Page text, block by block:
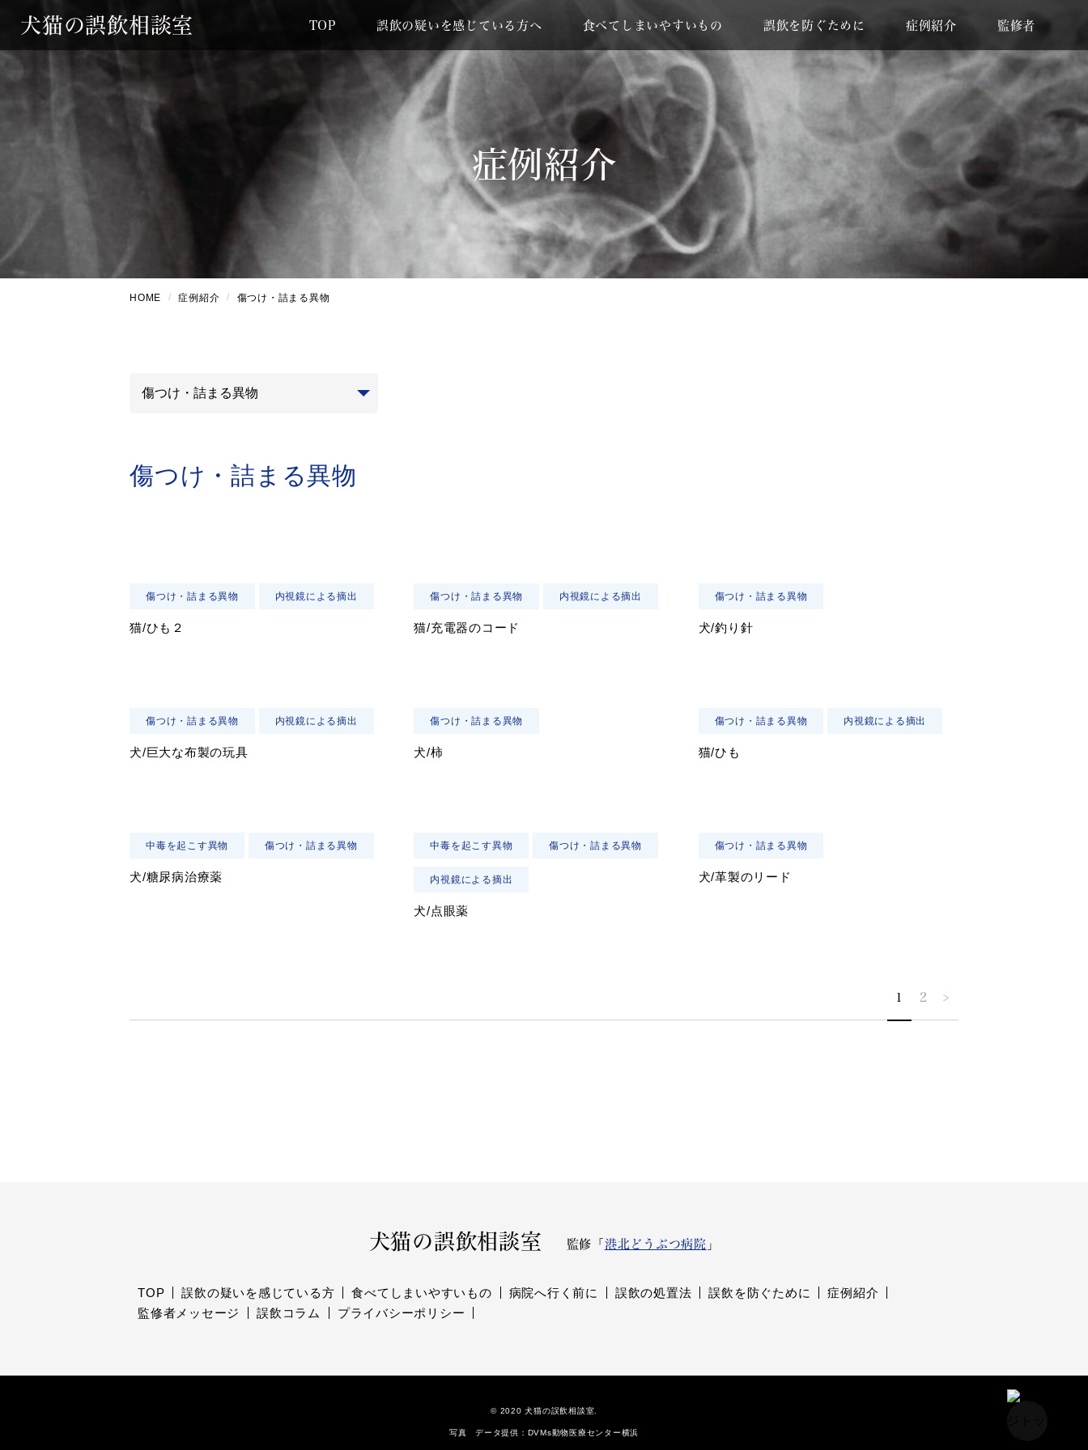
犬猫の誤飲相談室 TOP 誤飲の疑いを感じている方へ 食べてしまいやすいもの 誤飲を防ぐために 症例紹介 監修者
症例紹介
HOME 症例紹介 傷つけ・詰まる異物
傷つけ・詰まる異物
傷つけ・詰まる異物 内視鏡による摘出
猫/ひも２
傷つけ・詰まる異物 内視鏡による摘出
猫/充電器のコード
傷つけ・詰まる異物
犬/釣り針
傷つけ・詰まる異物 内視鏡による摘出
犬/巨大な布製の玩具
傷つけ・詰まる異物
犬/柿
傷つけ・詰まる異物 内視鏡による摘出
猫/ひも
中毒を起こす異物 傷つけ・詰まる異物
犬/糖尿病治療薬
中毒を起こす異物 傷つけ・詰まる異物
内視鏡による摘出
犬/点眼薬
傷つけ・詰まる異物
犬/革製のリード
1 2 >
犬猫の誤飲相談室 監修「港北どうぶつ病院 」
TOP 誤飲の疑いを感じている方 食べてしまいやすいもの 病院へ行く前に 誤飲の処置法 誤飲を防ぐために
症例紹介
監修者メッセージ
誤飲コラム プライバシーポリシー
© 2020 犬猫の誤飲相談室.
写真 データ提供：DVMs動物医療センター横浜